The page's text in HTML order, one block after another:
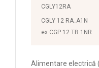
CGLY12RA
CGLY 12 RA_A1N
ex CGP 12 TB 1NR
Alimentare electrică